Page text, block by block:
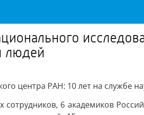
людей
центра РАН: 10 лет на службе
6 академиков